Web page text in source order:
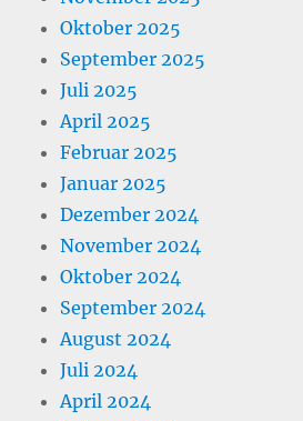
Oktober 2025
September 2025
Juli 2025
April 2025
Februar 2025
Januar 2025
Dezember 2024
November 2024
Oktober 2024
September 2024
August 2024
Juli 2024
April 2024